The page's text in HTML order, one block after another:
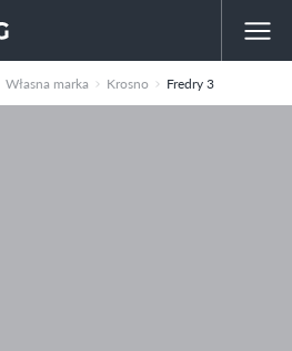
Własna marka Krosno Fredry 3